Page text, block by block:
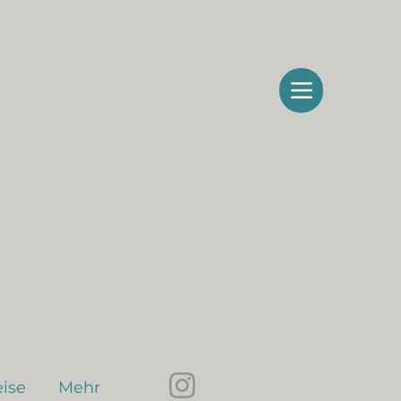
Mehr